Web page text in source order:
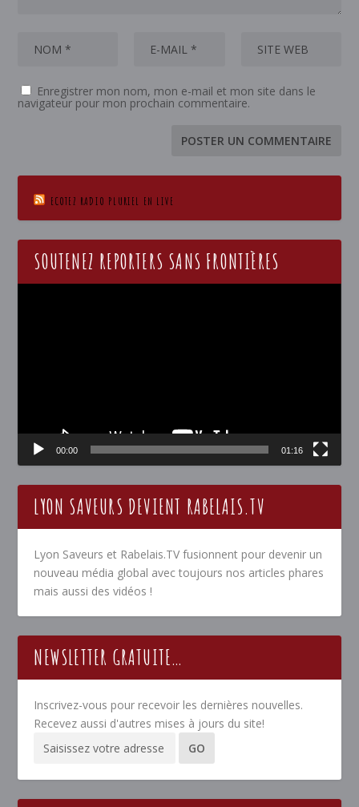
Enregistrer mon nom, mon e-mail et mon site dans le
navigateur pour mon prochain commentaire.
ECOTEZ RADIO PLURIEL EN LIVE
SOUTENEZ REPORTERS SANS FRONTIÈRES
00:00 01:16
LYON SAVEURS DEVIENT RABELAIS.TV
Lyon Saveurs et Rabelais.TV fusionnent pour devenir un
nouveau média global avec toujours nos articles phares
mais aussi des vidéos !
NEWSLETTER GRATUITE…
Inscrivez-vous pour recevoir les dernières nouvelles.
Recevez aussi d'autres mises à jours du site!